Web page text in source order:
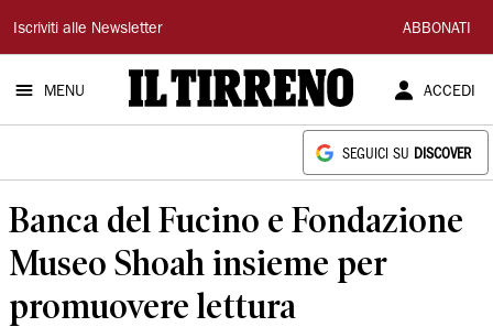
Il
Tirreno
Iscriviti alle Newsletter ABBONATI
MENU ACCEDI
SEGUICI SU DISCOVER
Banca del Fucino e Fondazione
Museo Shoah insieme per
promuovere lettura